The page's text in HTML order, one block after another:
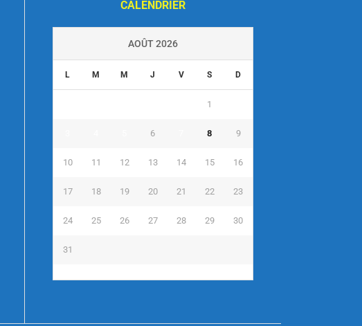
CALENDRIER
AOÛT 2026
L M M J V S D
1
6 8 9
10 11 12 13 14 15 16
17 18 19 20 21 22 23
24 25 26 27 28 29 30
31